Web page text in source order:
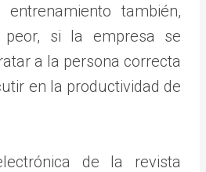
también,
si la empresa se
a la persona correcta
en la productividad de
de la revista